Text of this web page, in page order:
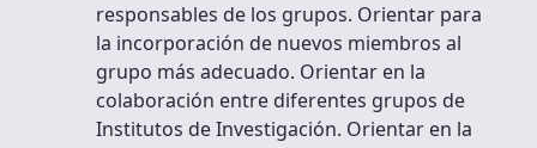
responsables de los grupos. Orientar para
la incorporación de nuevos miembros al
grupo más adecuado. Orientar en la
colaboración entre diferentes grupos de
Institutos de Investigación. Orientar en la